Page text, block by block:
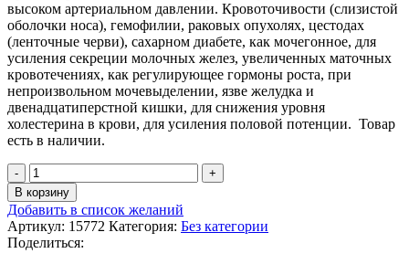
высоком артериальном давлении. Кровоточивости (слизистой
оболочки носа), гемофилии, раковых опухолях, цестодах
(ленточные черви), сахарном диабете, как мочегонное, для
усиления секреции молочных желез, увеличенных маточных
кровотечениях, как регулирующее гормоны роста, при
непроизвольном мочевыделении, язве желудка и
двенадцатиперстной кишки, для снижения уровня
холестерина в крови, для усиления половой потенции. Товар
есть в наличии.
Количество
товара
"Масло
семян
черного
тмина”
В корзину
Добавить в список желаний
Артикул: 15772 Категория: Без категории
Поделиться: